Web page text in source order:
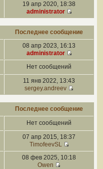
19 апр 2020, 18:38
administrator
Последнее сообщение
08 апр 2023, 16:13
administrator
Нет сообщений
11 янв 2022, 13:43
sergey.andreev
Последнее сообщение
Нет сообщений
07 апр 2015, 18:37
TimofeevSL
08 фев 2025, 10:18
Owen